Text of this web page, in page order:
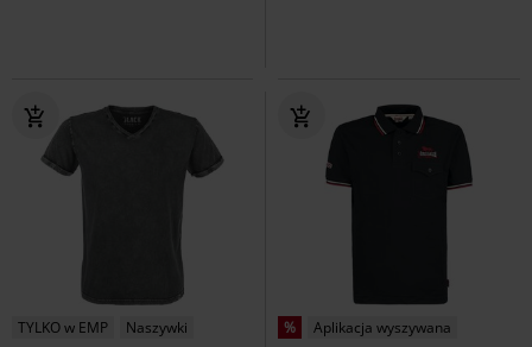
TYLKO w EMP Naszywki % Aplikacja wyszywana